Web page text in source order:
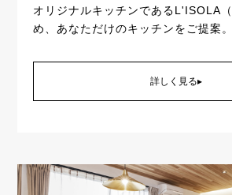
オリジナルキッチンであるL'ISOLA
め、あなただけのキッチンをご提案。
詳しく見る▸